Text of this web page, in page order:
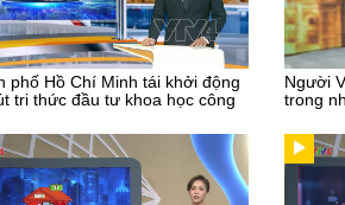
phố Hồ Chí Minh tái khởi động
tri thức đầu tư khoa học công
Người
trong